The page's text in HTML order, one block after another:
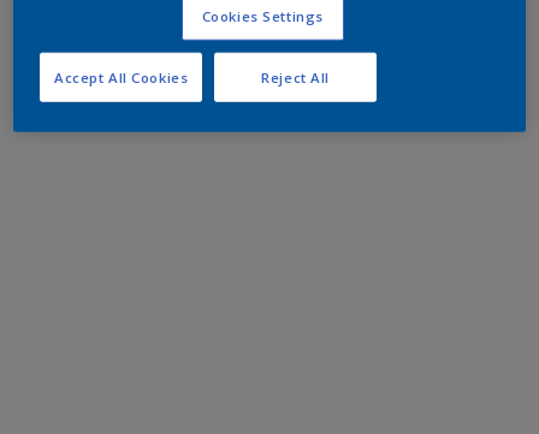
Cookies Settings
Reject All
Accept All Cookies